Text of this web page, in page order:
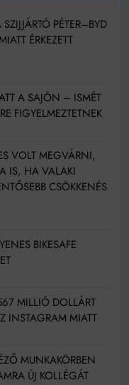
PÉTER–BYD
ÉRKEZETT
A SAJÓN – ISMÉT
FIGYELMEZTETNEK
VOLT MEGVÁRNI,
IS, HA VALAKI
CSÖKKENÉS
BIKESAFE
MILLIÓ DOLLÁRT
INSTAGRAM MIATT
MUNKAKÖRBEN
ÚJ KOLLÉGÁT